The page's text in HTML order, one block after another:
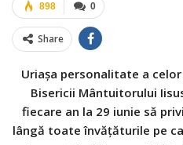
0
898
Share
Uriașa personalitate a
Bisericii Mântuitorului
fiecare an la 29 iunie să
lângă toate învățăturile pe